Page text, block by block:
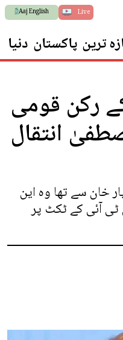
Live
Aaj English
ترین پاکستان دنیا
رکن قومی
انتقال
خان سے تھا وہ این
ٹی آئی کے ٹکٹ پر